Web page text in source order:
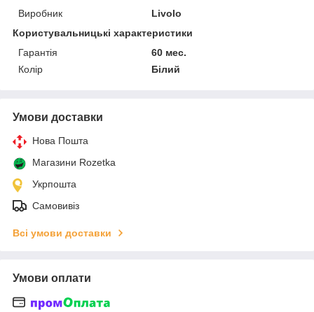
Виробник
Livolo
Користувальницькі характеристики
Гарантія
60 мес.
Колір
Білий
Умови доставки
Нова Пошта
Магазини Rozetka
Укрпошта
Самовивіз
Всі умови доставки
Умови оплати